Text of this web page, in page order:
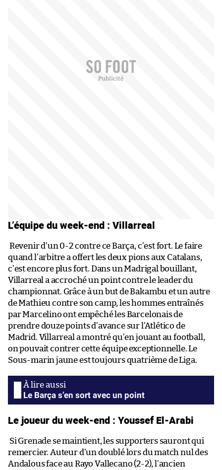
L’équipe du week-end : Villarreal
Revenir d’un 0-2 contre ce Barça, c’est fort. Le faire
quand l’arbitre a offert les deux pions aux Catalans,
c’est encore plus fort. Dans un Madrigal bouillant,
Villarreal a accroché un point contre le leader du
championnat. Grâce à un but de Bakambu et un autre
de Mathieu contre son camp, les hommes entraînés
par Marcelino ont empêché les Barcelonais de
prendre douze points d’avance sur l’Atlético de
Madrid. Villarreal a montré qu’en jouant au football,
on pouvait contrer cette équipe exceptionnelle. Le
Sous-marin jaune est toujours quatrième de Liga.
Le Barça s’en sort avec un point
Le joueur du week-end : Youssef El-Arabi
Si Grenade se maintient, les supporters sauront qui
remercier. Auteur d’un doublé lors du match nul des
Andalous face au Rayo Vallecano (2-2), l’ancien